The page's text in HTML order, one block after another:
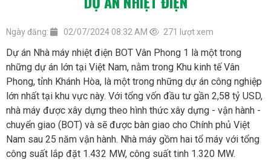
Ngày đăng: 02/07/2024 08:32 AM 271 lượt xem
Dự án Nhà máy nhiệt điện BOT Vân Phong 1 là một trong
những dự án lớn tại Việt Nam, nằm trong Khu kinh tế Vân
Phong, tỉnh Khánh Hòa, là một trong những dự án công nghiệp
lớn nhất tại khu vực này. Với tổng vốn đầu tư gần 2,58 tỷ USD,
nhà máy được xây dựng theo hình thức xây dựng - vận hành -
chuyển giao (BOT) và sẽ được bàn giao cho Chính phủ Việt
Nam sau 25 năm vận hành. Nhà máy gồm hai tổ máy với tổng
công suất lắp đặt 1.432 MW, công suất tinh 1.320 MW.